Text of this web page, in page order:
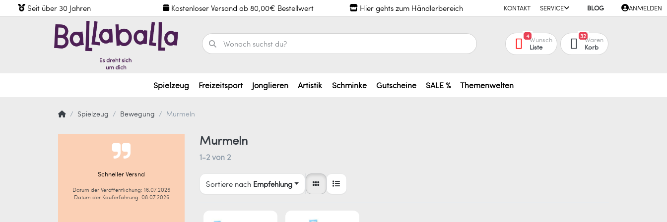
Seit über 30 Jahren Kostenloser Versand ab 80,00€ Bestellwert Hier gehts zum Händlerbereich KONTAKT SERVICE BLOG ANMELDEN
4Wunsch
Liste
32Waren
Korb
Spielzeug Freizeitsport Jonglieren Artistik Schminke Gutscheine SALE % Themenwelten
Spielzeug Bewegung Murmeln
Schneller Versnd
Datum der Veröffentlichung: 16.07.2026
Datum der Kauferfahrung: 08.07.2026
Murmeln
1-2von 2
Sortiere nach Empfehlung